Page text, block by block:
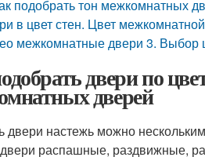
подобрать тон межкомнатных
в цвет стен. Цвет
межкомнатные двери 3. Выбор
двери по
дверей
двери настежь можно
распашные, раздвижные,